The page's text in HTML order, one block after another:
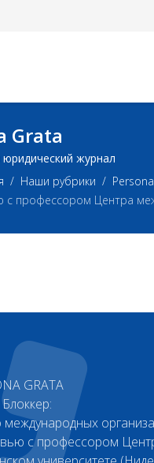
Grata
юридический журнал
Наши рубрики
с профессором Центра
GRATA
с профессором